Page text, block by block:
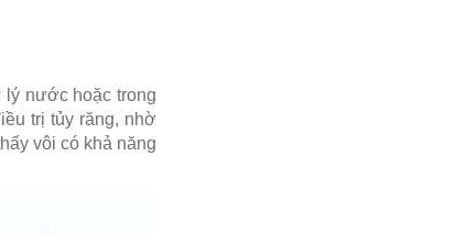
nước hoặc trong
trị tủy răng, nhờ
vôi có khả năng